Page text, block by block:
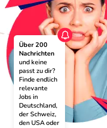
Über 200
Nachrichten
und keine
passt zu dir?
Finde endlich
relevante
Jobs in
Deutschland,
der Schweiz,
den USA oder